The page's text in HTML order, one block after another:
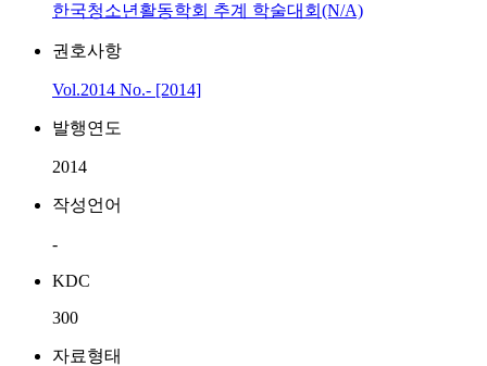
한국청소년활동학회 추계 학술대회(N/A)
권호사항
Vol.2014 No.- [2014]
발행연도
2014
작성언어
-
KDC
300
자료형태